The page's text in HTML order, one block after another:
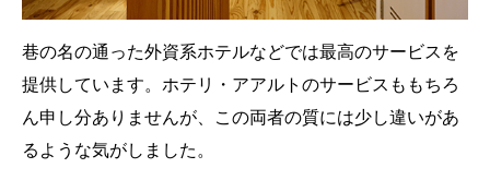
巷の名の通った外資系ホテルなどでは最高のサービスを
提供しています。ホテリ・アアルトのサービスももちろ
ん申し分ありませんが、この両者の質には少し違いがあ
るような気がしました。